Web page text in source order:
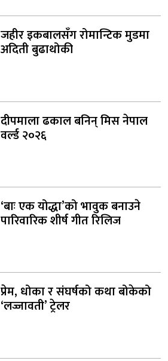
जहीर इकबालसँग रोमान्टिक मुडमा
अदिती बुढाथोकी
दीपमाला ढकाल बनिन् मिस नेपाल
वर्ल्ड २०२६
‘बाः एक योद्धा’को भावुक बनाउने
पारिवारिक शीर्ष गीत रिलिज
प्रेम, धोका र संघर्षको कथा बोकेको
‘लज्जावती’ ट्रेलर